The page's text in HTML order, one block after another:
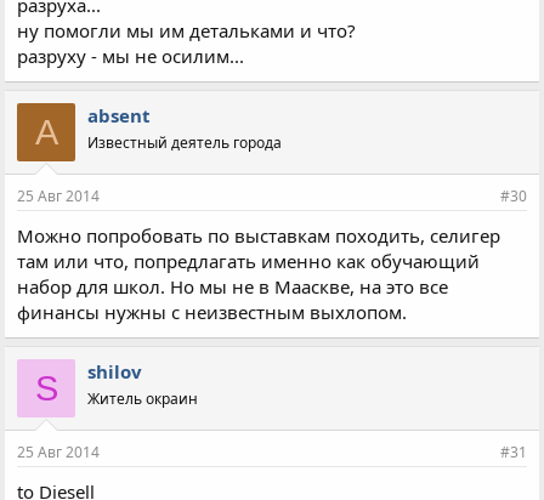
разруха...
ну помогли мы им детальками и что?
разруху - мы не осилим...
A absent
Известный деятель города
25 Авг 2014 #30
Можно попробовать по выставкам походить, селигер
там или что, попредлагать именно как обучающий
набор для школ. Но мы не в Мааскве, на это все
финансы нужны с неизвестным выхлопом.
S shilov
Житель окраин
25 Авг 2014 #31
to Diesell